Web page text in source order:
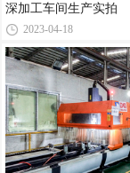
深加工车间生产实拍
2023-04-18